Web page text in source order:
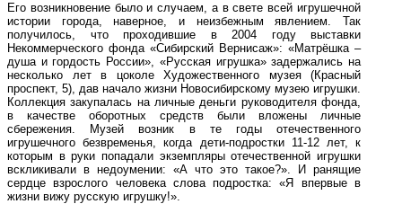
Его возникновение было и случаем, а в свете всей игрушечной
истории города, наверное, и неизбежным явлением. Так
получилось, что проходившие в 2004 году выставки
Некоммерческого фонда «Сибирский Вернисаж»: «Матрёшка –
душа и гордость России», «Русская игрушка» задержались на
несколько лет в цоколе Художественного музея (Красный
проспект, 5), дав начало жизни Новосибирскому музею игрушки.
Коллекция закупалась на личные деньги руководителя фонда,
в качестве оборотных средств были вложены личные
сбережения. Музей возник в те годы отечественного
игрушечного безвременья, когда дети-подростки 11-12 лет, к
которым в руки попадали экземпляры отечественной игрушки
вскликивали в недоумении: «А что это такое?». И ранящие
сердце взрослого человека слова подростка: «Я впервые в
жизни вижу русскую игрушку!».